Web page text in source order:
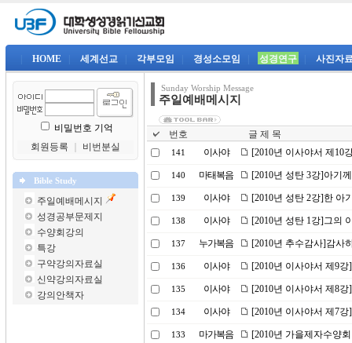
HOME 세계선교 각부모임 경성소모임 성경연구 사진자
비밀번호 기억
회원등록
비번분실
Bible Study
주일예배메시지
성경공부문제지
수양회강의
특강
구약강의자료실
신약강의자료실
강의안책자
Sunday Worship Message
주일예배메시지
번호 글 제 목
141 이사야 [2010년 이사야서 제10
140 마태복음 [2010년 성탄 3강]아기
139 이사야 [2010년 성탄 2강]한 아
138 이사야 [2010년 성탄 1강]그의
137 누가복음 [2010년 추수감사]감사
136 이사야 [2010년 이사야서 제9
135 이사야 [2010년 이사야서 제8
134 이사야 [2010년 이사야서 제7
133 마가복음 [2010년 가을제자수양